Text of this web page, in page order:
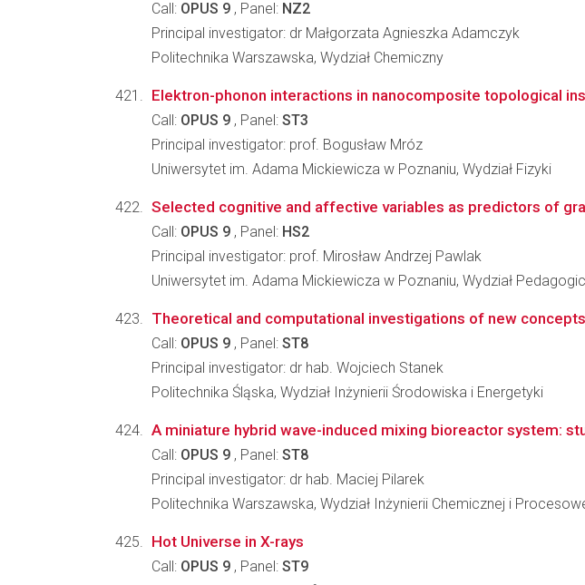
Call: OPUS 9 , Panel: NZ2
Principal investigator: dr Małgorzata Agnieszka Adamczyk
Politechnika Warszawska, Wydział Chemiczny
Elektron-phonon interactions in nanocomposite topological
Call: OPUS 9 , Panel: ST3
Principal investigator: prof. Bogusław Mróz
Uniwersytet im. Adama Mickiewicza w Poznaniu, Wydział Fizyki
Selected cognitive and affective variables as predictors of
Call: OPUS 9 , Panel: HS2
Principal investigator: prof. Mirosław Andrzej Pawlak
Uniwersytet im. Adama Mickiewicza w Poznaniu, Wydział
Theoretical and computational investigations of new
Call: OPUS 9 , Panel: ST8
Principal investigator: dr hab. Wojciech Stanek
Politechnika Śląska, Wydział Inżynierii Środowiska i Energetyki
A miniature hybrid wave-induced mixing bioreactor system:
Call: OPUS 9 , Panel: ST8
Principal investigator: dr hab. Maciej Pilarek
Politechnika Warszawska, Wydział Inżynierii Chemicznej i
Hot Universe in X-rays
Call: OPUS 9 , Panel: ST9